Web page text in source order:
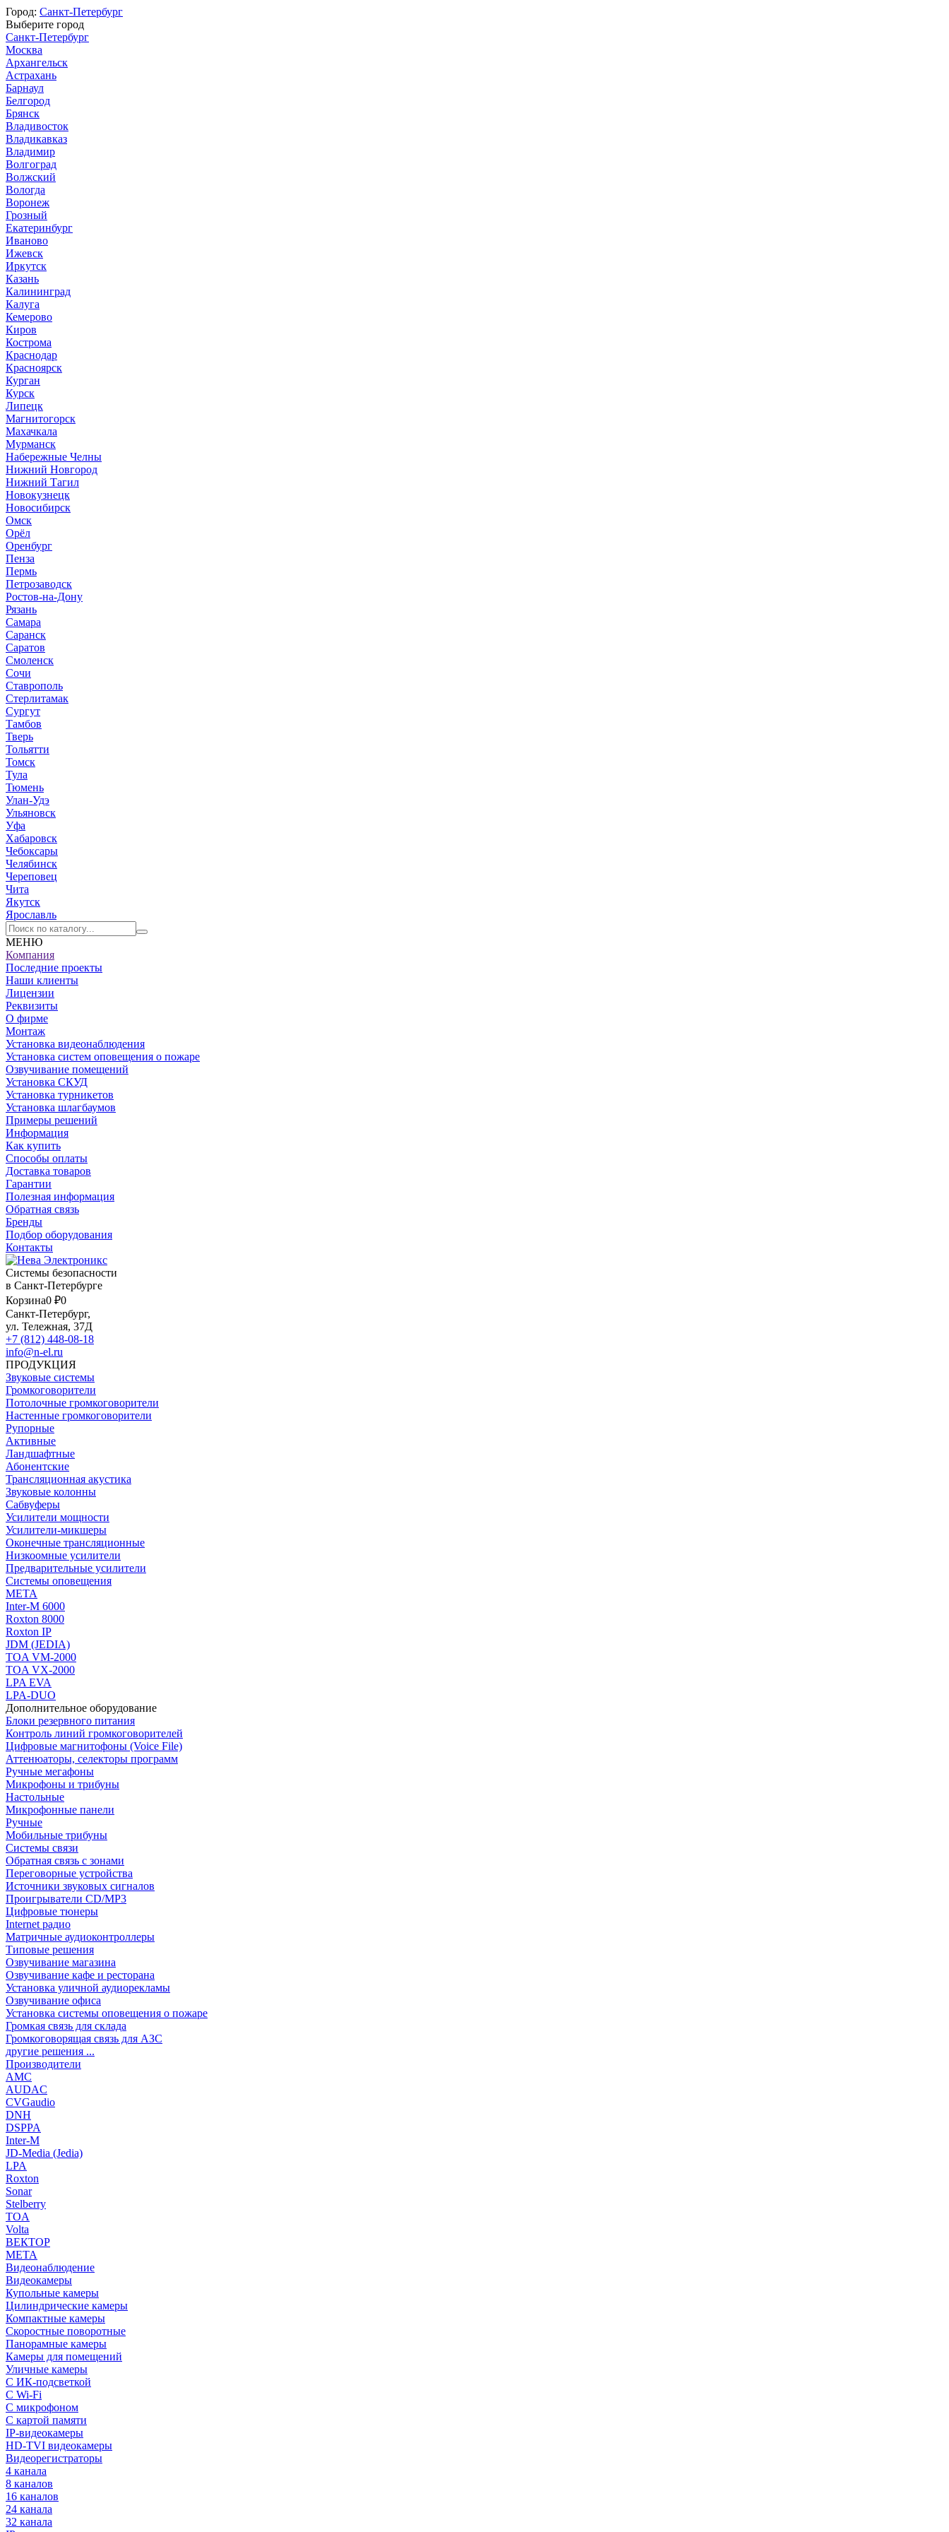
Город: Санкт-Петербург
Выберите город
Санкт-Петербург
Москва
Архангельск
Астрахань
Барнаул
Белгород
Брянск
Владивосток
Владикавказ
Владимир
Волгоград
Волжский
Вологда
Воронеж
Грозный
Екатеринбург
Иваново
Ижевск
Иркутск
Казань
Калининград
Калуга
Кемерово
Киров
Кострома
Краснодар
Красноярск
Курган
Курск
Липецк
Магнитогорск
Махачкала
Мурманск
Набережные Челны
Нижний Новгород
Нижний Тагил
Новокузнецк
Новосибирск
Омск
Орёл
Оренбург
Пенза
Пермь
Петрозаводск
Ростов-на-Дону
Рязань
Самара
Саранск
Саратов
Смоленск
Сочи
Ставрополь
Стерлитамак
Сургут
Тамбов
Тверь
Тольятти
Томск
Тула
Тюмень
Улан-Удэ
Ульяновск
Уфа
Хабаровск
Чебоксары
Челябинск
Череповец
Чита
Якутск
Ярославль
МЕНЮ
Компания
Последние проекты
Наши клиенты
Лицензии
Реквизиты
О фирме
Монтаж
Установка видеонаблюдения
Установка систем оповещения о пожаре
Озвучивание помещений
Установка СКУД
Установка турникетов
Установка шлагбаумов
Примеры решений
Информация
Как купить
Способы оплаты
Доставка товаров
Гарантии
Полезная информация
Обратная связь
Бренды
Подбор оборудования
Контакты
Системы безопасности
в Санкт-Петербурге
Корзина0 ₽0
Санкт-Петербург,
ул. Тележная, 37Д
+7 (812) 448-08-18
info@n-el.ru
ПРОДУКЦИЯ
Звуковые системы
Громкоговорители
Потолочные громкоговорители
Настенные громкоговорители
Рупорные
Активные
Ландшафтные
Абонентские
Трансляционная акустика
Звуковые колонны
Сабвуферы
Усилители мощности
Усилители-микшеры
Оконечные трансляционные
Низкоомные усилители
Предварительные усилители
Системы оповещения
МЕТА
Inter-M 6000
Roxton 8000
Roxton IP
JDM (JEDIA)
TOA VM-2000
TOA VX-2000
LPA EVA
LPA-DUO
Дополнительное оборудование
Блоки резервного питания
Контроль линий громкоговорителей
Цифровые магнитофоны (Voice File)
Аттенюаторы, селекторы программ
Ручные мегафоны
Микрофоны и трибуны
Настольные
Микрофонные панели
Ручные
Мобильные трибуны
Системы связи
Обратная связь с зонами
Переговорные устройства
Источники звуковых сигналов
Проигрыватели CD/MP3
Цифровые тюнеры
Internet радио
Матричные аудиоконтроллеры
Типовые решения
Озвучивание магазина
Озвучивание кафе и ресторана
Установка уличной аудиорекламы
Озвучивание офиса
Установка системы оповещения о пожаре
Громкая связь для склада
Громкоговорящая связь для АЗС
другие решения ...
Производители
AMC
AUDAC
CVGaudio
DNH
DSPPA
Inter-M
JD-Media (Jedia)
LPA
Roxton
Sonar
Stelberry
TOA
Volta
ВЕКТОР
МЕТА
Видеонаблюдение
Видеокамеры
Купольные камеры
Цилиндрические камеры
Компактные камеры
Скоростные поворотные
Панорамные камеры
Камеры для помещений
Уличные камеры
С ИК-подсветкой
С Wi-Fi
С микрофоном
С картой памяти
IP-видеокамеры
HD-TVI видеокамеры
Видеорегистраторы
4 канала
8 каналов
16 каналов
24 канала
32 канала